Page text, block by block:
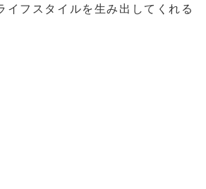
フスタイルを生み出してくれる